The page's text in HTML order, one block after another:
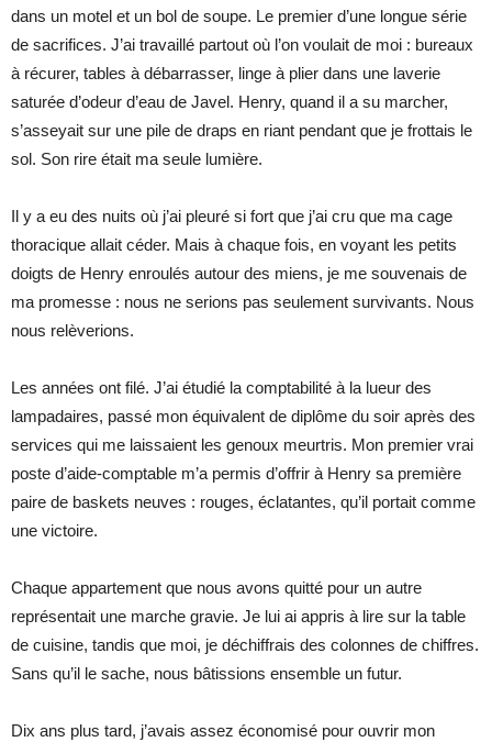
dans un motel et un bol de soupe. Le premier d’une longue série
de sacrifices. J’ai travaillé partout où l’on voulait de moi : bureaux
à récurer, tables à débarrasser, linge à plier dans une laverie
saturée d’odeur d’eau de Javel. Henry, quand il a su marcher,
s’asseyait sur une pile de draps en riant pendant que je frottais le
sol. Son rire était ma seule lumière.
Il y a eu des nuits où j’ai pleuré si fort que j’ai cru que ma cage
thoracique allait céder. Mais à chaque fois, en voyant les petits
doigts de Henry enroulés autour des miens, je me souvenais de
ma promesse : nous ne serions pas seulement survivants. Nous
nous relèverions.
Les années ont filé. J’ai étudié la comptabilité à la lueur des
lampadaires, passé mon équivalent de diplôme du soir après des
services qui me laissaient les genoux meurtris. Mon premier vrai
poste d’aide-comptable m’a permis d’offrir à Henry sa première
paire de baskets neuves : rouges, éclatantes, qu’il portait comme
une victoire.
Chaque appartement que nous avons quitté pour un autre
représentait une marche gravie. Je lui ai appris à lire sur la table
de cuisine, tandis que moi, je déchiffrais des colonnes de chiffres.
Sans qu’il le sache, nous bâtissions ensemble un futur.
Dix ans plus tard, j’avais assez économisé pour ouvrir mon